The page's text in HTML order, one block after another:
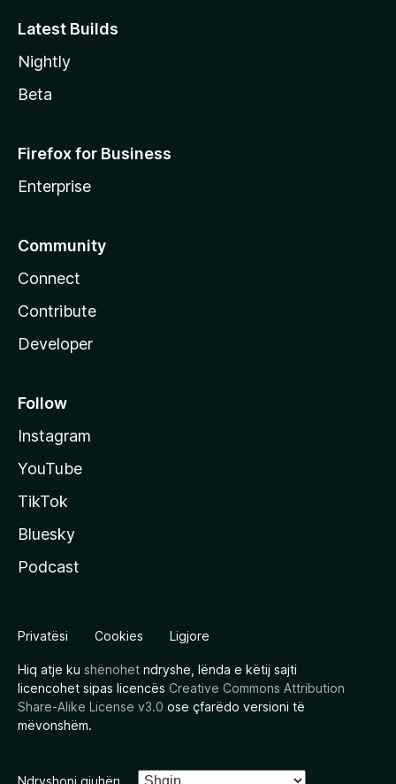
Latest Builds
Nightly
Beta
Firefox for Business
Enterprise
Community
Connect
Contribute
Developer
Follow
Instagram
YouTube
TikTok
Bluesky
Podcast
Privatësi Cookies Ligjore
Hiq atje ku shënohet ndryshe, lënda e këtij sajti
licencohet sipas licencës Creative Commons Attribution
Share-Alike License v3.0 ose çfarëdo versioni të
mëvonshëm.
Ndryshoni gjuhën